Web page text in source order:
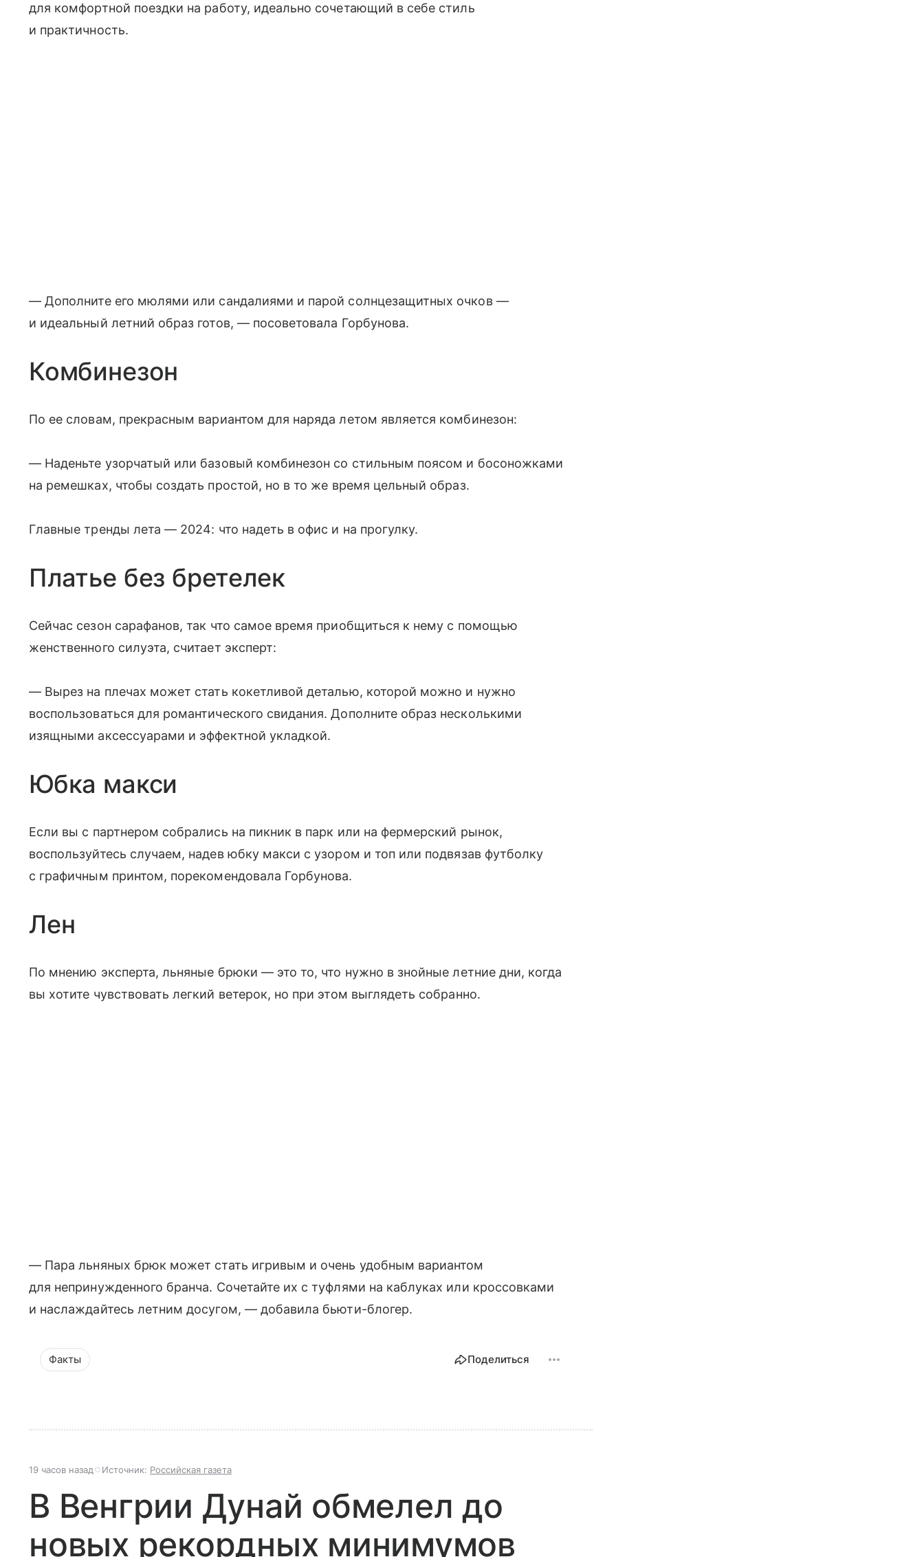
для комфортной поездки на работу, идеально сочетающий в себе стиль
и практичность.
— Дополните его мюлями или сандалиями и парой солнцезащитных очков —
и идеальный летний образ готов, — посоветовала Горбунова.
Комбинезон
По ее словам, прекрасным вариантом для наряда летом является комбинезон:
— Наденьте узорчатый или базовый комбинезон со стильным поясом и босоножками
на ремешках, чтобы создать простой, но в то же время цельный образ.
Главные тренды лета — 2024: что надеть в офис и на прогулку.
Платье без бретелек
Сейчас сезон сарафанов, так что самое время приобщиться к нему с помощью
женственного силуэта, считает эксперт:
— Вырез на плечах может стать кокетливой деталью, которой можно и нужно
воспользоваться для романтического свидания. Дополните образ несколькими
изящными аксессуарами и эффектной укладкой.
Юбка макси
Если вы с партнером собрались на пикник в парк или на фермерский рынок,
воспользуйтесь случаем, надев юбку макси с узором и топ или подвязав футболку
с графичным принтом, порекомендовала Горбунова.
Лен
По мнению эксперта, льняные брюки — это то, что нужно в знойные летние дни, когда
вы хотите чувствовать легкий ветерок, но при этом выглядеть собранно.
— Пара льняных брюк может стать игривым и очень удобным вариантом
для непринужденного бранча. Сочетайте их с туфлями на каблуках или кроссовками
и наслаждайтесь летним досугом, — добавила бьюти-блогер.
Факты Поделиться
19 часов назад Источник: Российская газета
В Венгрии Дунай обмелел до
новых рекордных минимумов